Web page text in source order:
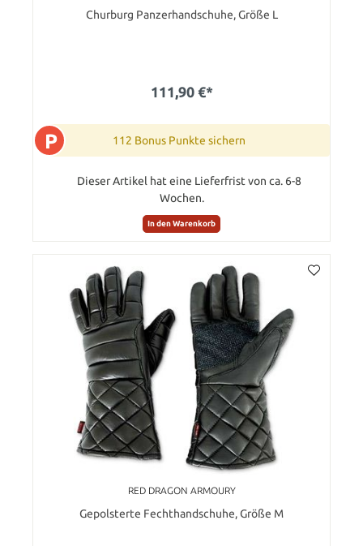
Churburg Panzerhandschuhe, Größe L
111,90 €*
P 112 Bonus Punkte sichern
Dieser Artikel hat eine Lieferfrist von ca. 6-8
Wochen.
In den Warenkorb
RED DRAGON ARMOURY
Gepolsterte Fechthandschuhe, Größe M